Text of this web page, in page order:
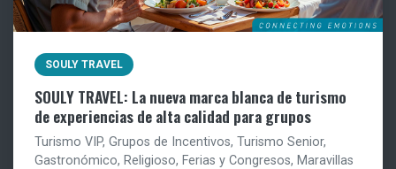
SOULY TRAVEL
SOULY TRAVEL: La nueva marca blanca de turismo
de experiencias de alta calidad para grupos
Turismo VIP, Grupos de Incentivos, Turismo Senior,
Gastronómico, Religioso, Ferias y Congresos, Maravillas